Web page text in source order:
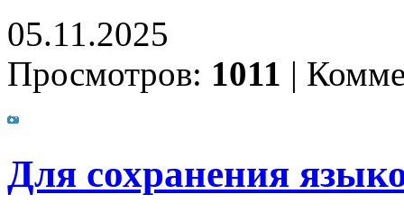
05.11.2025
Просмотров: 1011 |
Для сохранения